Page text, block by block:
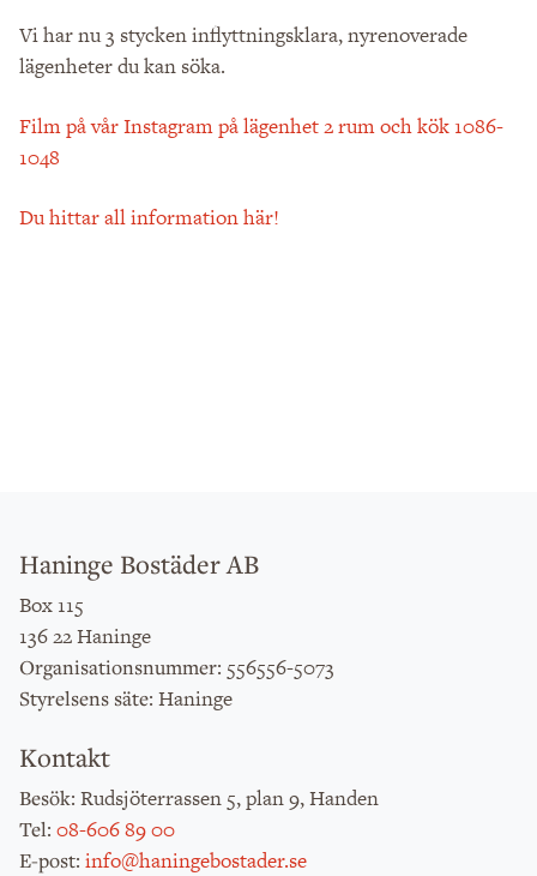
Vi har nu 3 stycken inflyttningsklara, nyrenoverade
lägenheter du kan söka.
Film på vår Instagram på lägenhet 2 rum och kök 1086-
1048
Du hittar all information här!
Haninge Bostäder AB
Box 115
136 22 Haninge
Organisationsnummer: 556556-5073
Styrelsens säte: Haninge
Kontakt
Besök: Rudsjöterrassen 5, plan 9, Handen
Tel: 08-606 89 00
E-post: info@haningebostader.se